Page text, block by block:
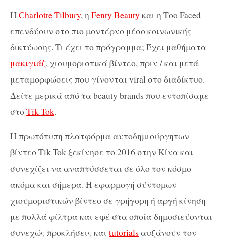
Η Charlotte Tilbury, η Fenty Beautyκαι η Τοο Faced
επενδύουν στο πιο μοντέρνο μέσο κοινωνικής
δικτύωσης. Tι έχει το πρόγραμμα; Έχει μαθήματα
μακιγιάζ, χιουμοριστικά βίντεο, πριν / και μετά
μεταμορφώσεις που γίνονται viral στο διαδίκτυο.
Δείτε μερικά από τα beauty brands που εντοπίσαμε
στοTik Tok.
H πρωτότυπη πλατφόρμα αυτοδημιούργητων
βίντεο Tik Tok ξεκίνησε το 2016 στην Κίνα και
συνεχίζει να αναπτύσσεται σε όλο τον κόσμο
ακόμα και σήμερα. Η εφαρμογή σύντομων
χιουμοριστικών βίντεο σε γρήγορη ή αργή κίνηση
με πολλά φίλτρα και εφέ στα οποία δημοσιεύονται
συνεχώς προκλήσεις και tutorials αυξάνoυν τον